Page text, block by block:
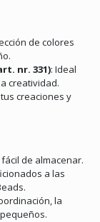
de colores
nr. 331): Ideal
creatividad.
creaciones y
de almacenar.
a las
la